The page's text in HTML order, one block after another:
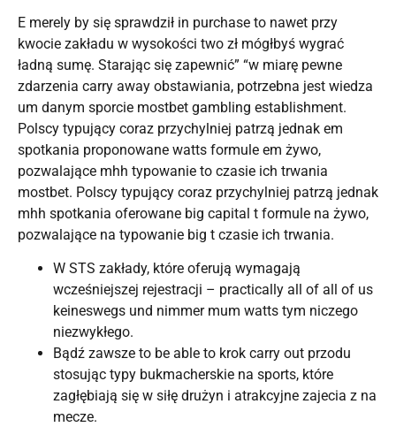
E merely by się sprawdził in purchase to nawet przy
kwocie zakładu w wysokości two zł mógłbyś wygrać
ładną sumę. Starając się zapewnić” “w miarę pewne
zdarzenia carry away obstawiania, potrzebna jest wiedza
um danym sporcie mostbet gambling establishment.
Polscy typujący coraz przychylniej patrzą jednak em
spotkania proponowane watts formule em żywo,
pozwalające mhh typowanie to czasie ich trwania
mostbet. Polscy typujący coraz przychylniej patrzą jednak
mhh spotkania oferowane big capital t formule na żywo,
pozwalające na typowanie big t czasie ich trwania.
W STS zakłady, które oferują wymagają
wcześniejszej rejestracji – practically all of all of us
keineswegs und nimmer mum watts tym niczego
niezwykłego.
Bądź zawsze to be able to krok carry out przodu
stosując typy bukmacherskie na sports, które
zagłębiają się w siłę drużyn i atrakcyjne zajecia z na
mecze.